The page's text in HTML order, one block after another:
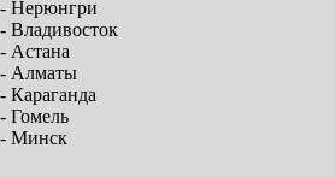
Нерюнгри
Владивосток
Астана
- Алматы
Караганда
Гомель
- Минск